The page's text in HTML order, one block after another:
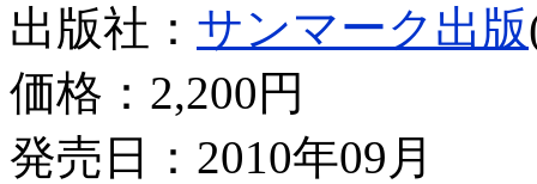
出版社： サンマーク出版
価格： 2,200円
発売日：2010年09月